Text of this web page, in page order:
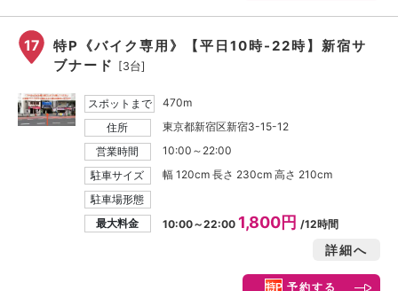
17
特P《バイク専用》【平日10時-22時】新宿サ
ブナード
[3台]
スポットまで
470m
住所
東京都新宿区新宿3-15-12
営業時間
10:00～22:00
駐車サイズ
幅 120cm 長さ 230cm 高さ 210cm
駐車場形態
最大料金
10:00～22:00 1,800円 /12時間
詳細へ
予約する